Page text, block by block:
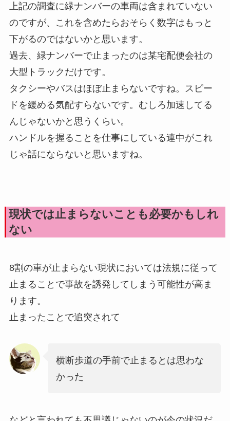
上記の調査に緑ナンバーの車両は含まれていない
のですが、これを含めたらおそらく数字はもっと
下がるのではないかと思います。
過去、緑ナンバーで止まったのは某宅配便会社の
大型トラックだけです。
タクシーやバスはほぼ止まらないですね。スピー
ドを緩める気配すらないです。むしろ加速してる
んじゃないかと思うくらい。
ハンドルを握ることを仕事にしている連中がこれ
じゃ話にならないと思いますね。
現状では止まらないことも必要かもしれ
ない
8割の車が止まらない現状においては法規に従って
止まることで事故を誘発してしまう可能性が高ま
ります。
止まったことで追突されて
横断歩道の手前で止まるとは思わな
かった